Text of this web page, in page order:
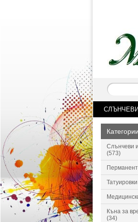
Категории
Слънчеви
(573)
Къна за
(34)